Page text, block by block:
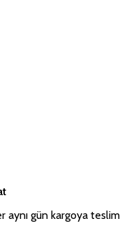
aynı gün kargoya teslim